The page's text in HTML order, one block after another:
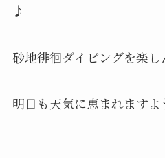
♪
砂地徘徊ダイビングを楽
明日も天気に恵まれます